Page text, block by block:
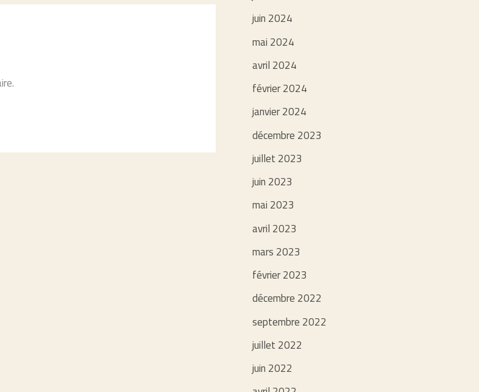
juin 2024
mai 2024
avril 2024
février 2024
janvier 2024
décembre 2023
juillet 2023
juin 2023
mai 2023
avril 2023
mars 2023
février 2023
décembre 2022
septembre 2022
juillet 2022
juin 2022